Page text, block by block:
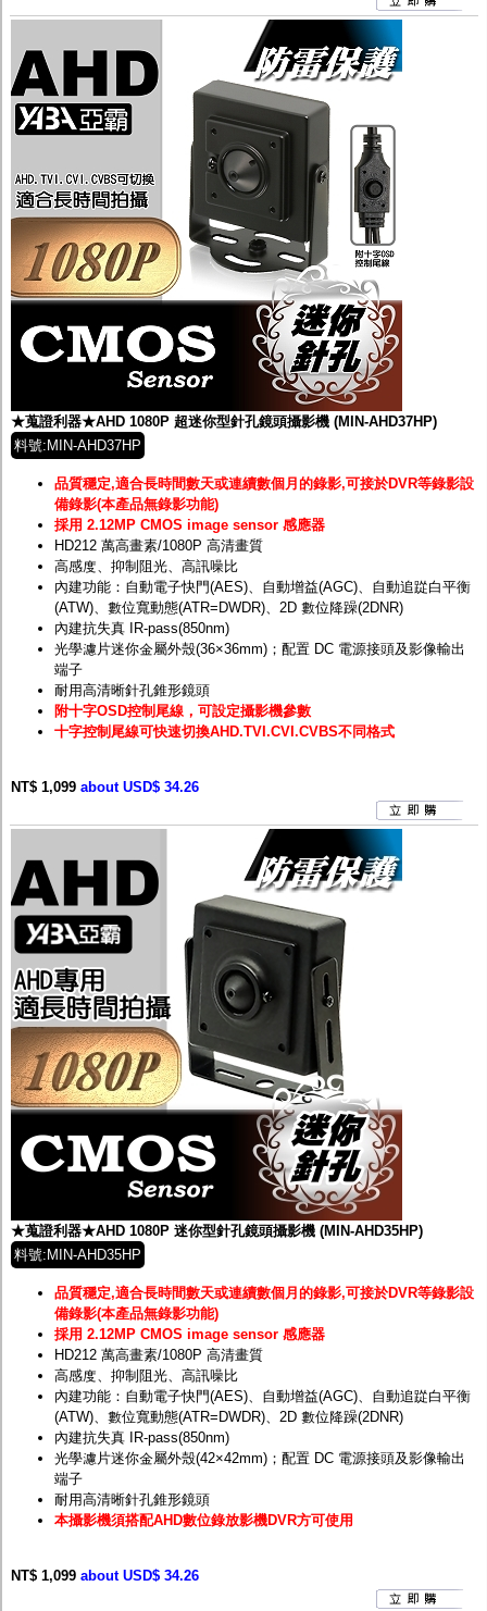
★蒐證利器★AHD 1080P 超迷你型針孔鏡頭攝影機 (MIN-AHD37HP)
料號:MIN-AHD37HP
品質穩定,適合長時間數天或連續數個月的錄影,可接於DVR等錄影設
備錄影(本產品無錄影功能)
採用 2.12MP CMOS image sensor 感應器
HD212 萬高畫素/1080P 高清畫質
高感度、抑制阻光、高訊噪比
內建功能：自動電子快門(AES)、自動增益(AGC)、自動追踨白平衡
(ATW)、數位寬動態(ATR=DWDR)、2D 數位降躁(2DNR)
內建抗失真 IR-pass(850nm)
光學濾片迷你金屬外殼(36×36mm)；配置 DC 電源接頭及影像輸出
端子
耐用高清晰針孔錐形鏡頭
附十字OSD控制尾線，可設定攝影機參數
十字控制尾線可快速切換AHD.TVI.CVI.CVBS不同格式
NT$ 1,099 about USD$ 34.26
★蒐證利器★AHD 1080P 迷你型針孔鏡頭攝影機 (MIN-AHD35HP)
料號:MIN-AHD35HP
品質穩定,適合長時間數天或連續數個月的錄影,可接於DVR等錄影設
備錄影(本產品無錄影功能)
採用 2.12MP CMOS image sensor 感應器
HD212 萬高畫素/1080P 高清畫質
高感度、抑制阻光、高訊噪比
內建功能：自動電子快門(AES)、自動增益(AGC)、自動追踨白平衡
(ATW)、數位寬動態(ATR=DWDR)、2D 數位降躁(2DNR)
內建抗失真 IR-pass(850nm)
光學濾片迷你金屬外殼(42×42mm)；配置 DC 電源接頭及影像輸出
端子
耐用高清晰針孔錐形鏡頭
本攝影機須搭配AHD數位錄放影機DVR方可使用
NT$ 1,099 about USD$ 34.26